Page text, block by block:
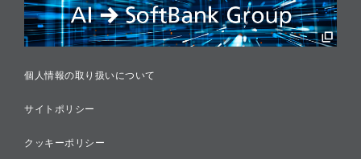
税務に対する取り組み
採用情報
個人情報の取り扱いについて
サイトポリシー
クッキーポリシー